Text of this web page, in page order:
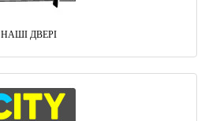
НАШІ ДВЕРІ